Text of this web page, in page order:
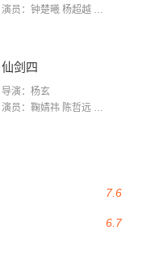
演员：钟楚曦 杨超越 许娣 陈小艺 侯雯元 宋洋 王宥钧 李添诺
仙剑四
导演：杨玄
演员：鞠婧祎 陈哲远 茅子俊 毛晓慧 王媛可 张志浩 林枫松 张帆（演员）
7.6
6.7